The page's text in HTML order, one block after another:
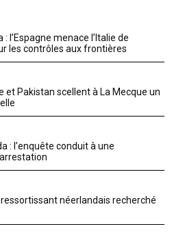
l’Espagne menace l’Italie de
les contrôles aux frontières
et Pakistan scellent à La Mecque un
: l’enquête conduit à une
néerlandais recherché